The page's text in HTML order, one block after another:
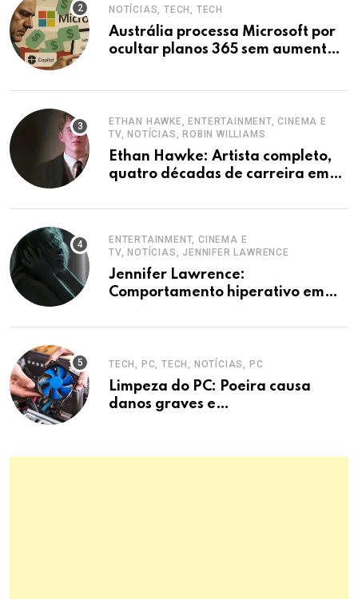
NOTÍCIAS, TECH, TECH
Austrália processa Microsoft por
ocultar planos 365 sem aumento e
ETHAN HAWKE, ENTERTAINMENT, CINEMA E
TV, NOTÍCIAS, ROBIN WILLIAMS
Ethan Hawke: Artista completo,
quatro décadas de carreira em
ENTERTAINMENT, CINEMA E
TV, NOTÍCIAS, JENNIFER LAWRENCE
Jennifer Lawrence:
Comportamento hiperativo em
defesa.
TECH, PC, TECH, NOTÍCIAS, PC
Limpeza do PC: Poeira causa
danos graves e